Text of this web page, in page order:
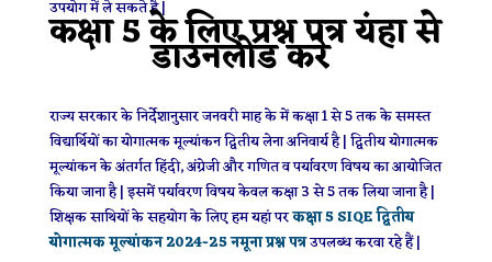
उपयोग में ले सकते है |
कक्षा 5 के लिए प्रश्न पत्र यंहा से
डाउनलोड करे
राज्य सरकार के निर्देशानुसार जनवरी माह के में कक्षा 1 से 5 तक के समस्त
विद्यार्थियों का योगात्मक मूल्यांकन द्वितीय लेना अनिवार्य है | द्वितीय योगात्मक
मूल्यांकन के अंतर्गत हिंदी, अंग्रेजी और गणित व पर्यावरण विषय का आयोजित
किया जाना है | इसमें पर्यावरण विषय केवल कक्षा 3 से 5 तक लिया जाना है |
शिक्षक साथियों के सहयोग के लिए हम यहां परकक्षा 5 SIQE द्वितीय
योगात्मक मूल्यांकन2024-25नमूना प्रश्न पत्रउपलब्ध करवा रहे हैं |